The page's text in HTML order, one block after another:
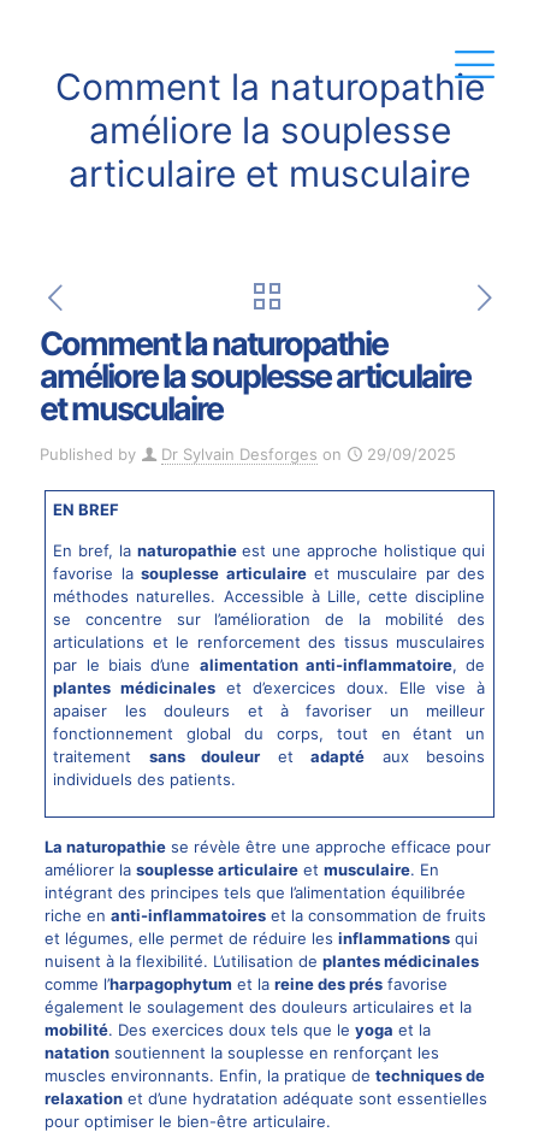
Comment la naturopathie
améliore la souplesse
articulaire et musculaire
Comment la naturopathie
améliore la souplesse articulaire
et musculaire
Published by Dr Sylvain Desforges on 29/09/2025
EN BREF
En bref, la naturopathieest une approche holistique qui
favorise lasouplesse articulaireet musculaire par des
méthodes naturelles. Accessible à Lille, cette discipline
se concentre sur l’amélioration de la mobilité des
articulations et le renforcement des tissus musculaires
par le biais d’une alimentation anti-inflammatoire, de
plantes médicinales et d’exercices doux. Elle vise à
apaiser les douleurs et à favoriser un meilleur
fonctionnement global du corps, tout en étant un
traitement sans douleur etadapté aux besoins
individuels des patients.
La naturopathiese révèle être une approche efficace pour
améliorer la souplesse articulaireet musculaire. En
intégrant des principes tels que l’alimentation équilibrée
riche en anti-inflammatoireset la consommation de fruits
et légumes, elle permet de réduire les inflammationsqui
nuisent à la flexibilité. L’utilisation de plantes médicinales
comme l’harpagophytum et la reine des présfavorise
également le soulagement des douleurs articulaires et la
mobilité. Des exercices doux tels que le yoga et la
natationsoutiennent la souplesse en renforçant les
muscles environnants. Enfin, la pratique de techniques de
relaxationet d’une hydratation adéquate sont essentielles
pour optimiser le bien-être articulaire.